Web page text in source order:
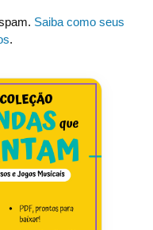
Saiba como seus
.